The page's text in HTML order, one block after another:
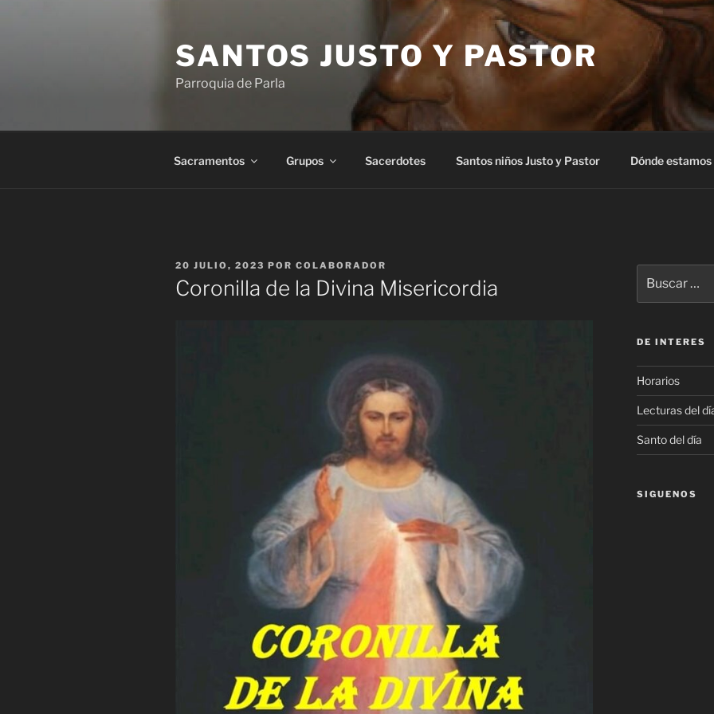
SANTOS JUSTO Y PASTOR
Parroquia de Parla
Sacramentos Grupos Sacerdotes Santos niños Justo y Pastor Dónde estamos
PUBLICADO
EL
20 JULIO, 2023 POR COLABORADOR
Coronilla de la Divina Misericordia
por:
DE INTERES
Horarios
Lecturas del
Santo del día
SIGUENOS